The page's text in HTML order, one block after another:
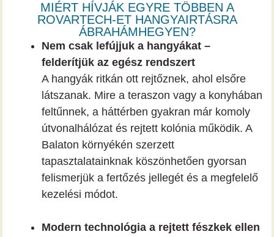
MIÉRT HÍVJÁK EGYRE TÖBBEN A
ROVARTECH-ET HANGYAIRTÁSRA
ÁBRAHÁMHEGYEN?
Nem csak lefújjuk a hangyákat –
felderítjük az egész rendszert
A hangyák ritkán ott rejtőznek, ahol elsőre
látszanak. Mire a teraszon vagy a konyhában
feltűnnek, a háttérben gyakran már komoly
útvonalhálózat és rejtett kolónia működik. A
Balaton környékén szerzett
tapasztalatainknak köszönhetően gyorsan
felismerjük a fertőzés jellegét és a megfelelő
kezelési módot.
Modern technológia a rejtett fészkek ellen